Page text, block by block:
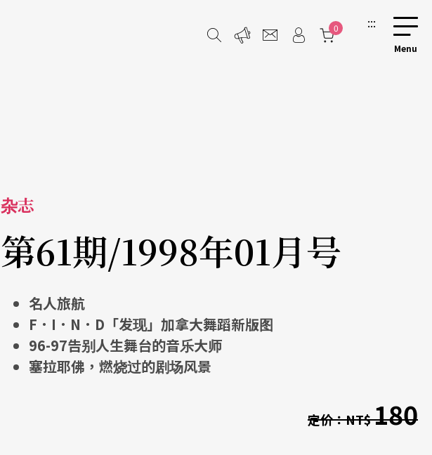
0 :::
杂志
第61期/1998年01月号
名人旅航
F．I．N．D「发现」加拿大舞蹈新版图
96-97告别人生舞台的音乐大师
塞拉耶佛，燃烧过的剧场风景
定价：NT$180